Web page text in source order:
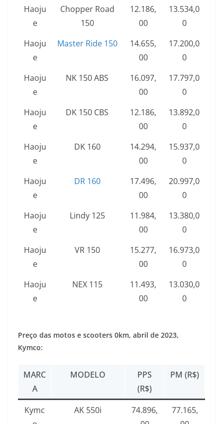
Haoju
e
Chopper Road
150
12.186,
00
13.534,0
0
Haoju
e
Master Ride 150
14.655,
00
17.200,0
0
Haoju
e
NK 150 ABS
16.097,
00
17.797,0
0
Haoju
e
DK 150 CBS
12.186,
00
13.892,0
0
Haoju
e
DK 160
14.294,
00
15.937,0
0
Haoju
e
DR 160
17.496,
00
20.997,0
0
Haoju
e
Lindy 125
11.984,
00
13.380,0
0
Haoju
e
VR 150
15.277,
00
16.973,0
0
Haoju
e
NEX 115
11.493,
00
13.030,0
0
Preço das motos e scooters 0km, abril de 2023,
Kymco:
MARC
A
MODELO
PPS
(R$)
PM (R$)
Kymc
AK 550i
74.896,
77.165,